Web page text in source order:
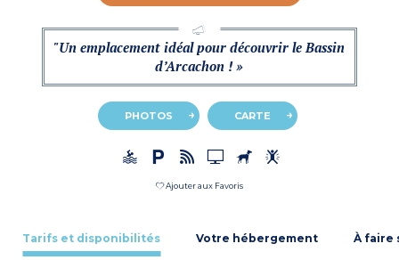
"Un emplacement idéal pour découvrir le Bassin
d’Arcachon ! »
PHOTOS CARTE
Ajouter aux Favoris
Tarifs et disponibilités Votre hébergement À faire